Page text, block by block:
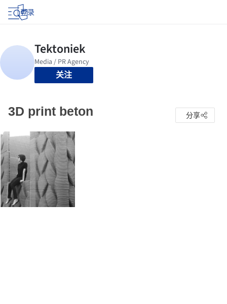
登录
关注
3D print beton 分享